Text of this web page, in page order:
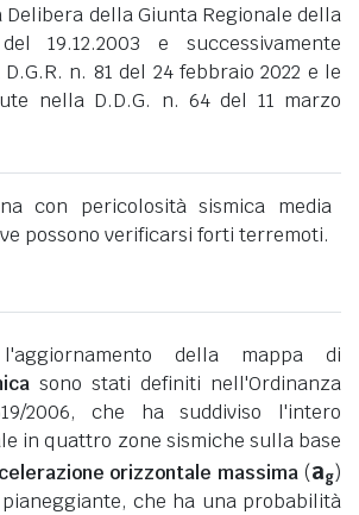
della Giunta Regionale della
19.12.2003 e successivamente
n. 81 del 24 febbraio 2022 e le
nella D.D.G. n. 64 del 11 marzo
con pericolosità sismica media
possono verificarsi forti terremoti.
della mappa di
sono stati definiti nell'Ordinanza
2006, che ha suddiviso l'intero
in quattro zone sismiche sulla base
orizzontale massima (ag)
che ha una probabilità